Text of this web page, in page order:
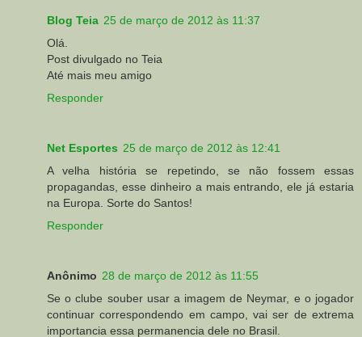
Blog Teia 25 de março de 2012 às 11:37
Olá.
Post divulgado no Teia
Até mais meu amigo
Responder
Net Esportes 25 de março de 2012 às 12:41
A velha história se repetindo, se não fossem essas
propagandas, esse dinheiro a mais entrando, ele já estaria
na Europa. Sorte do Santos!
Responder
Anônimo 28 de março de 2012 às 11:55
Se o clube souber usar a imagem de Neymar, e o jogador
continuar correspondendo em campo, vai ser de extrema
importancia essa permanencia dele no Brasil.